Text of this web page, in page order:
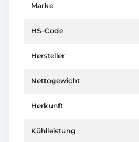
Marke
HS-Code
Hersteller
Nettogewicht
Herkunft
Kühlleistung